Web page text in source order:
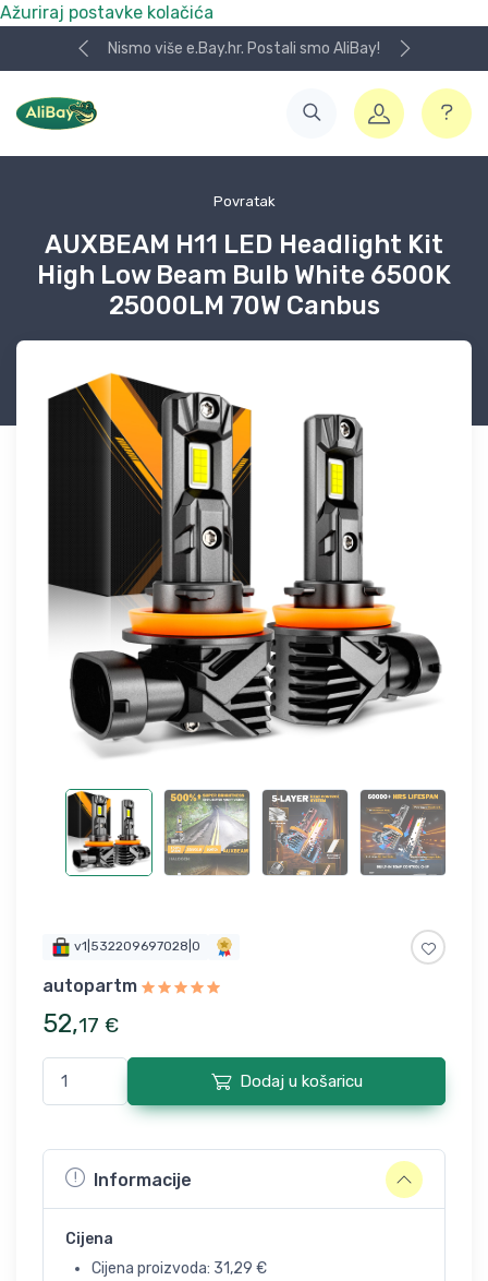
Ažuriraj postavke kolačića
Nismo više e.Bay.hr. Postali smo AliBay!
Povratak
AUXBEAM H11 LED Headlight Kit
High Low Beam Bulb White 6500K
25000LM 70W Canbus
v1|532209697028|0
autopartm
52,17 €
Dodaj u košaricu
Informacije
Cijena
Cijena proizvoda: 31,29 €